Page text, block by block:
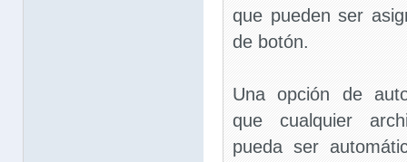
que pueden ser
de botón.
Una opción de
que cualquier
pueda ser